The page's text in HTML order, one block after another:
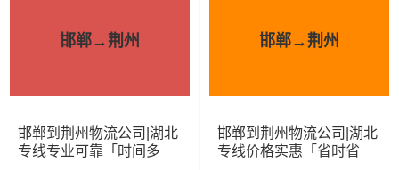
小面包
包车
6立方 1.2吨 2.4×1.6×1.9
邯郸→荆州
邯郸到荆州物流公司|湖北
专线专业可靠「时间多
邯郸→荆州
邯郸到荆州物流公司|湖北
专线价格实惠「省时省